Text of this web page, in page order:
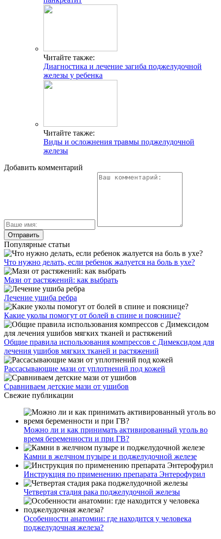
Читайте также:
Диагностика и лечение загиба поджелудочной
железы у ребенка
Читайте также:
Виды и осложнения травмы поджелудочной
железы
Добавить комментарий
Популярные статьи
Что нужно делать, если ребенок жалуется на боль в ухе?
Мази от растяжений: как выбрать
Лечение ушиба ребра
Какие уколы помогут от болей в спине и пояснице?
Общие правила использования компрессов с Димексидом для
лечения ушибов мягких тканей и растяжений
Рассасывающие мази от уплотнений под кожей
Сравниваем детские мази от ушибов
Свежие публикации
Можно ли и как принимать активированный уголь во
время беременности и при ГВ?
Камни в желчном пузыре и поджелудочной железе
Инструкция по применению препарата Энтерофурил
Четвертая стадия рака поджелудочной железы
Особенности анатомии: где находится у человека
поджелудочная железа?